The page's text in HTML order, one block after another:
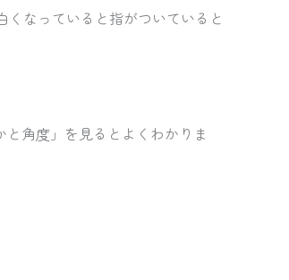
なっていると指がついていると
角度」を見るとよくわかりま